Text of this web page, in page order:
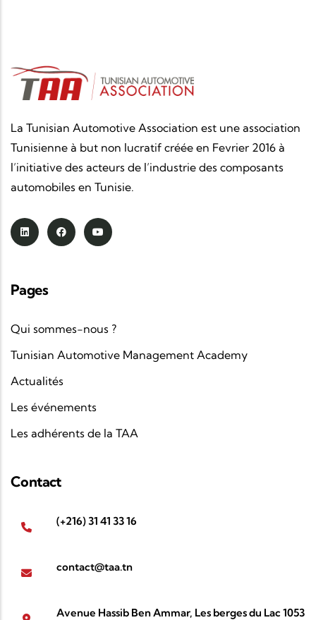
La Tunisian Automotive Association est une association
Tunisienne à but non lucratif créée en Fevrier 2016 à
l’initiative des acteurs de l’industrie des composants
automobiles en Tunisie.
Pages
Qui sommes-nous ?
Tunisian Automotive Management Academy
Actualités
Les événements
Les adhérents de la TAA
Contact
(+216) 31 41 33 16
contact@taa.tn
Avenue Hassib Ben Ammar, Les berges du Lac 1053